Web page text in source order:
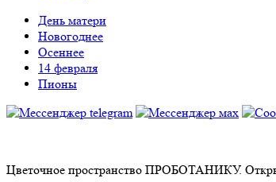
День матери
Новогоднее
Осеннее
14 февраля
Пионы
Цветочное пространство ПРОБОТАНИКУ.